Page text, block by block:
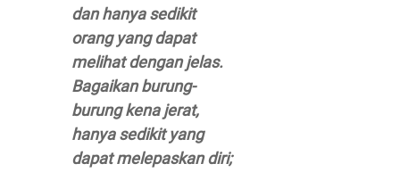
dan hanya sedikit
orang yang dapat
melihat dengan jelas.
Bagaikan burung-
burung kena jerat,
hanya sedikit yang
dapat melepaskan diri;